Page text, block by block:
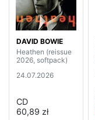
DAVID BOWIE
Heathen (reissue
2026, softpack)
24.07.2026
CD
60,89 zł